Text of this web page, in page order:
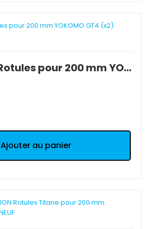
ZE-008BW/Rotules pour 200 mm YOKOMO GT4 (x2) OCCASION.
Ajouter au panier